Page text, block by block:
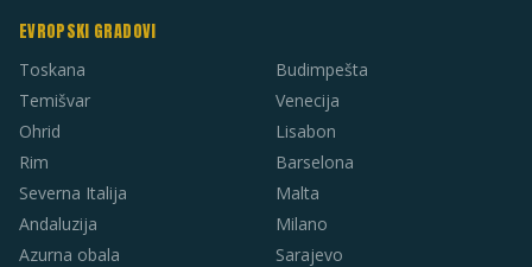
EVROPSKI GRADOVI
Toskana
Temišvar
Ohrid
Rim
Severna Italija
Andaluzija
Azurna obala
Budimpešta
Venecija
Lisabon
Barselona
Malta
Milano
Sarajevo